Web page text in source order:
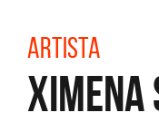
Artista